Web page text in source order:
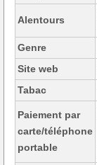
Alentours
Genre
Site web
Tabac
Paiement par
carte/téléphone
portable